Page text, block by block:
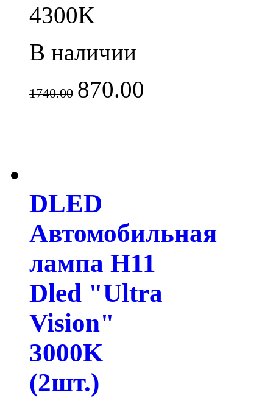
4300K
В наличии
1740.00 870.00
DLED
Автомобильная
лампа H11
Dled "Ultra
Vision"
3000K
(2шт.)